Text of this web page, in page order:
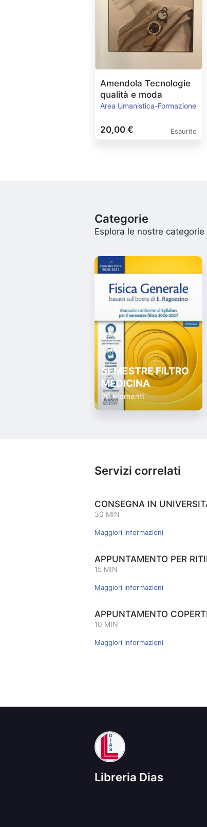
Amendola Tecnologie
qualità e moda
Area Umanistica-Formazione
20,00 € Esaurito
Categorie
Esplora le nostre categorie
SEMESTRE FILTRO
MEDICINA
20 elementi
Servizi correlati
CONSEGNA IN
30 MIN
Maggiori informazioni
APPUNTAMENTO PER
15 MIN
Maggiori informazioni
APPUNTAMENTO
10 MIN
Maggiori informazioni
Libreria Dias